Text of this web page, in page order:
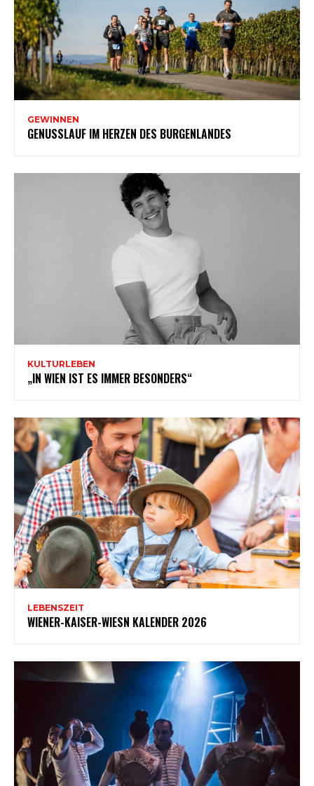
GEWINNEN
GENUSSLAUF IM HERZEN DES BURGENLANDES
KULTURLEBEN
„IN WIEN IST ES IMMER BESONDERS“
LEBENSZEIT
WIENER-KAISER-WIESN KALENDER 2026